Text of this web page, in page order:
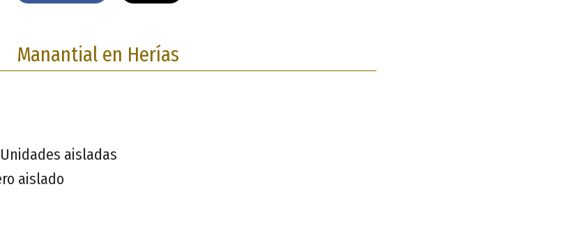
Manantial en Herías
Unidades aisladas
aislado